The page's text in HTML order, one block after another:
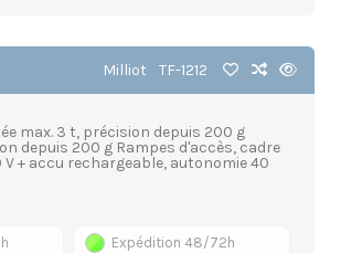
Milliot TF-1212
max. 3 t, précision depuis 200 g
depuis 200 g Rampes d'accès, cadre
+ accu rechargeable, autonomie 40
Expédition 48/72h